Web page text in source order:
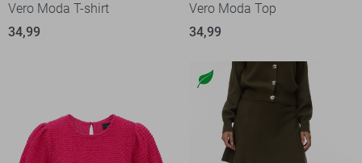
Vero Moda T-shirt
34,99
Vero Moda Top
34,99